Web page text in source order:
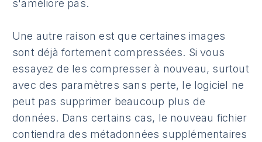
s'améliore pas.
Une autre raison est que certaines images
sont déjà fortement compressées. Si vous
essayez de les compresser à nouveau, surtout
avec des paramètres sans perte, le logiciel ne
peut pas supprimer beaucoup plus de
données. Dans certains cas, le nouveau fichier
contiendra des métadonnées supplémentaires